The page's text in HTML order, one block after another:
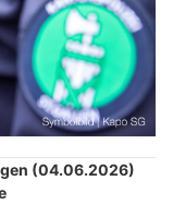
(04.06.2026)